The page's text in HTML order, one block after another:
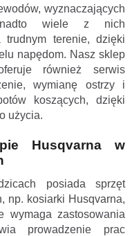
wyznaczających
wiele z nich
terenie, dzięki
napędom. Nasz sklep
również serwis
wymianę ostrzy i
koszących, dzięki
użycia.
Husqvarna w
posiada sprzęt
np. kosiarki Husqvarna,
wymaga zastosowania
prowadzenie prac